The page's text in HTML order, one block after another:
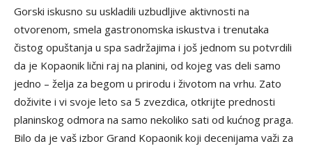
Gorski iskusno su uskladili uzbudljive aktivnosti na
otvorenom, smela gastronomska iskustva i trenutaka
čistog opuštanja u spa sadržajima i još jednom su potvrdili
da je Kopaonik lični raj na planini, od kojeg vas deli samo
jedno – želja za begom u prirodu i životom na vrhu. Zato
doživite i vi svoje leto sa 5 zvezdica, otkrijte prednosti
planinskog odmora na samo nekoliko sati od kućnog praga.
Bilo da je vaš izbor Grand Kopaonik koji decenijama važi za